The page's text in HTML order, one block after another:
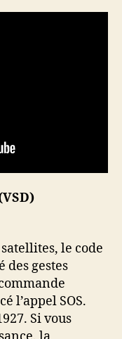
le code
des gestes
l’appel SOS.
Si vous